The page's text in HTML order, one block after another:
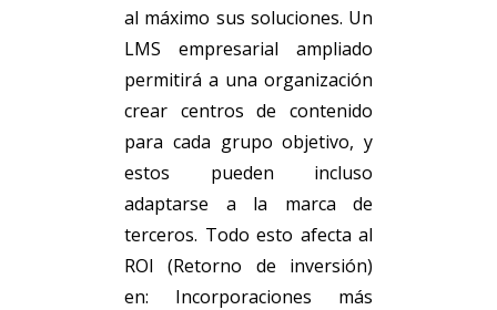
al máximo sus soluciones. Un
LMS empresarial ampliado
permitirá a una organización
crear centros de contenido
para cada grupo objetivo, y
estos pueden incluso
adaptarse a la marca de
terceros. Todo esto afecta al
ROI (Retorno de inversión)
en: Incorporaciones más